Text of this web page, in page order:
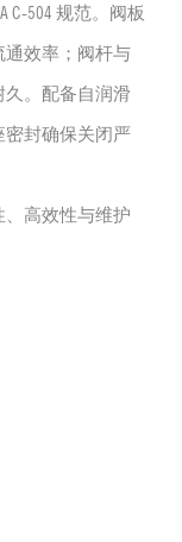
C-504 规范。阀板
效率；阀杆与
。配备自润滑
封确保关闭严
高效性与维护